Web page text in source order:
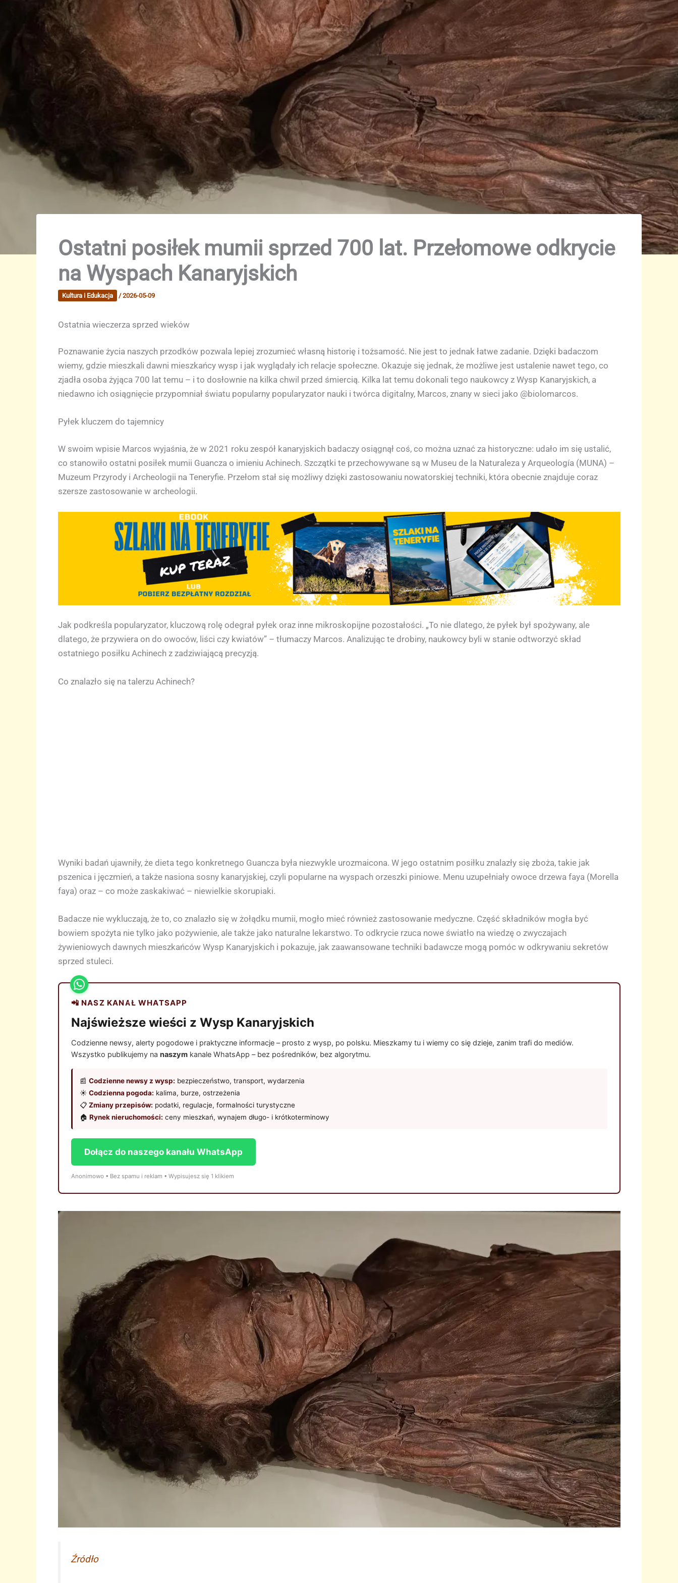
Ostatni posiłek mumii sprzed 700 lat. Przełomowe odkrycie
na Wyspach Kanaryjskich
Kultura i Edukacja /2026-05-09
Ostatnia wieczerza sprzed wieków
Poznawanie życia naszych przodków pozwala lepiej zrozumieć własną historię i tożsamość. Nie jest to jednak łatwe zadanie. Dzięki badaczom
wiemy, gdzie mieszkali dawni mieszkańcy wysp i jak wyglądały ich relacje społeczne. Okazuje się jednak, że możliwe jest ustalenie nawet tego, co
zjadła osoba żyjąca 700 lat temu – i to dosłownie na kilka chwil przed śmiercią. Kilka lat temu dokonali tego naukowcy z Wysp Kanaryjskich, a
niedawno ich osiągnięcie przypomniał światu popularny popularyzator nauki i twórca digitalny, Marcos, znany w sieci jako @biolomarcos.
Pyłek kluczem do tajemnicy
W swoim wpisie Marcos wyjaśnia, że w 2021 roku zespół kanaryjskich badaczy osiągnął coś, co można uznać za historyczne: udało im się ustalić,
co stanowiło ostatni posiłek mumii Guancza o imieniu Achinech. Szczątki te przechowywane są w Museu de la Naturaleza y Arqueología (MUNA) –
Muzeum Przyrody i Archeologii na Teneryfie. Przełom stał się możliwy dzięki zastosowaniu nowatorskiej techniki, która obecnie znajduje coraz
szersze zastosowanie w archeologii.
Jak podkreśla popularyzator, kluczową rolę odegrał pyłek oraz inne mikroskopijne pozostałości. „To nie dlatego, że pyłek był spożywany, ale
dlatego, że przywiera on do owoców, liści czy kwiatów” – tłumaczy Marcos. Analizując te drobiny, naukowcy byli w stanie odtworzyć skład
ostatniego posiłku Achinech z zadziwiającą precyzją.
Co znalazło się na talerzu Achinech?
Wyniki badań ujawniły, że dieta tego konkretnego Guancza była niezwykle urozmaicona. W jego ostatnim posiłku znalazły się zboża, takie jak
pszenica i jęczmień, a także nasiona sosny kanaryjskiej, czyli popularne na wyspach orzeszki piniowe. Menu uzupełniały owoce drzewa faya (Morella
faya) oraz – co może zaskakiwać – niewielkie skorupiaki.
Badacze nie wykluczają, że to, co znalazło się w żołądku mumii, mogło mieć również zastosowanie medyczne. Część składników mogła być
bowiem spożyta nie tylko jako pożywienie, ale także jako naturalne lekarstwo. To odkrycie rzuca nowe światło na wiedzę o zwyczajach
żywieniowych dawnych mieszkańców Wysp Kanaryjskich i pokazuje, jak zaawansowane techniki badawcze mogą pomóc w odkrywaniu sekretów
sprzed stuleci.
📲 NASZ KANAŁ WHATSAPP
Najświeższe wieści z Wysp Kanaryjskich
Codzienne newsy, alerty pogodowe i praktyczne informacje – prosto z wysp, po polsku. Mieszkamy tu i wiemy co się dzieje, zanim trafi do mediów.
Wszystko publikujemy na naszymkanale WhatsApp – bez pośredników, bez algorytmu.
📰 Codzienne newsy z wysp: bezpieczeństwo, transport, wydarzenia
☀️ Codzienna pogoda: kalima, burze, ostrzeżenia
📋 Zmiany przepisów: podatki, regulacje, formalności turystyczne
🏠 Rynek nieruchomości: ceny mieszkań, wynajem długo- i krótkoterminowy
Dołącz do naszego kanału WhatsApp
Anonimowo • Bez spamu i reklam • Wypisujesz się 1 klikiem
Źródło